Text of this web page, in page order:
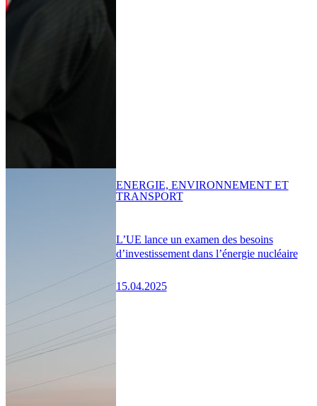
L’UE lance un examen des besoins
d’investissement dans l’énergie nucléaire
15.04.2025
ENERGIE, ENVIRONNEMENT ET
TRANSPORT